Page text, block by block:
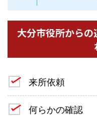
大分市役所から
来所依頼
何らかの確認